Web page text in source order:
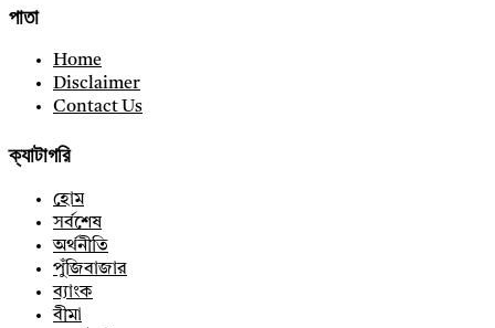
পাতা
Home
Disclaimer
Contact Us
ক্যাটাগরি
হোম
সর্বশেষ
অর্থনীতি
পুঁজিবাজার
ব্যাংক
বীমা